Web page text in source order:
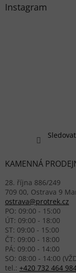
Instagram
KAMENNÁ
28. října 886/249
709 00, Ostrava 9
ostrava@protrek.cz
PO: 09:00 - 15:00
ÚT: 09:00 - 18:00
ST: 09:00 - 15:00
ČT: 09:00 - 18:00
PÁ: 09:00 - 14:00
SO: 08:00 - 14:00
tel.: +420 732 464